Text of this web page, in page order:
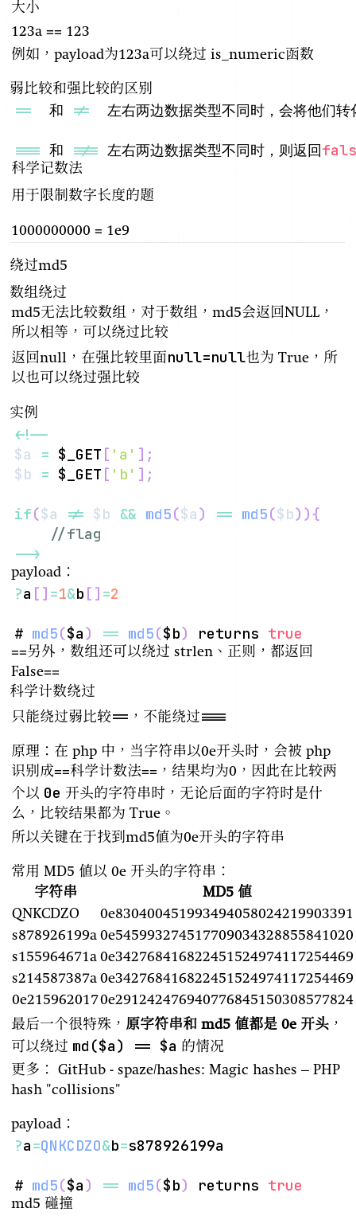
大小
123a == 123
例如，payload为123a可以绕过 is_numeric函数
弱比较和强比较的区别
==
  和
!=
=== 和 !== 左右两边数据类型不同时，则返回
科学记数法
用于限制数字长度的题
1000000000 = 1e9
绕过md5
数组绕过
md5无法比较数组，对于数组，md5会返回NULL，
所以相等，可以绕过比较
返回null，在强比较里面 null=null也为 True，所
以也可以绕过强比较
实例
<!--
$a
= $_GET [ 'a' ] ;
$b = $_GET [ 'b' ] ;
if($a != $b && md5($a) == md5($b) ){
//flag
-->
payload：
?a [ ] =1&b [ ] =2
# md5($a) == md5($b) returns true
==另外，数组还可以绕过 strlen、正则，都返回
False==
科学计数绕过
只能绕过弱比较== ，不能绕过===
原理：在 php 中，当字符串以0e开头时，会被 php
识别成==科学计数法==，结果均为0，因此在比较两
个以 0e 开头的字符串时，无论后面的字符时是什
么，比较结果都为 True。
所以关键在于找到md5值为0e开头的字符串
常用 MD5 值以 0e 开头的字符串：
字符串
MD5 值
QNKCDZO
0e830400451993494058024219903391
s878926199a 0e545993274517709034328855841020
s155964671a 0e342768416822451524974117254469
s214587387a 0e342768416822451524974117254469
0e2159620170e291242476940776845150308577824
最后一个很特殊， 原字符串和 md5 值都是 0e 开头 ，
可以绕过 md($a) == $a 的情况
更多： GitHub - spaze/hashes: Magic hashes – PHP
hash "collisions"
payload：
?a=QNKCDZO&b=
# md5($a) == md5($b) returns true
md5 碰撞